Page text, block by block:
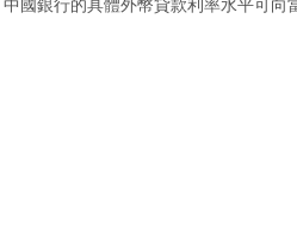
中國銀行的具體外幣貸款利率水平可向